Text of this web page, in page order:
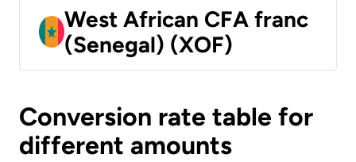
West African CFA franc
(Senegal) (XOF)
Conversion rate table for
different amounts